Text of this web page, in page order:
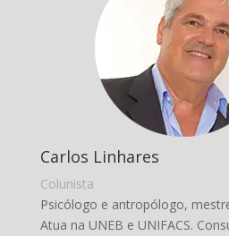
Carlos Linhares
Colunista
Psicólogo e antropólogo,
Atua na UNEB e UNIFACS.